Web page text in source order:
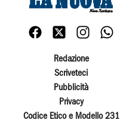
Redazione
Scriveteci
Pubblicità
Privacy
Codice Etico e Modello 231